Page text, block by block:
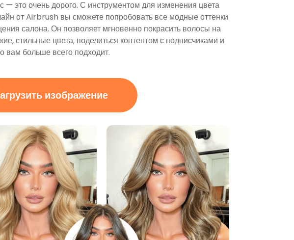
— это очень дорого. С инструментом для изменения цвета
от Airbrush вы сможете попробовать все модные оттенки
салона. Он позволяет мгновенно покрасить волосы на
стильные цвета, поделиться контентом с подписчиками и
вам больше всего подходит.
изображение